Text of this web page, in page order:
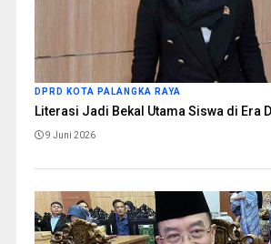
DPRD KOTA PALANGKA RAYA
Literasi Jadi Bekal Utama Siswa di Era
9 Juni 2026